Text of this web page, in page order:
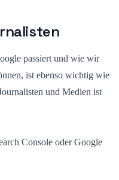
passiert und wie wir
ist ebenso wichtig wie
und Medien ist
Console oder Google